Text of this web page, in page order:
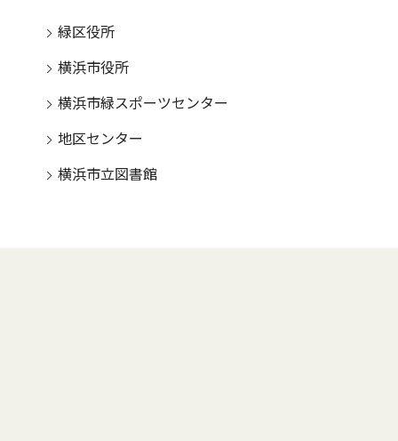
緑区役所
横浜市役所
横浜市緑スポーツセンター
地区センター
横浜市立図書館